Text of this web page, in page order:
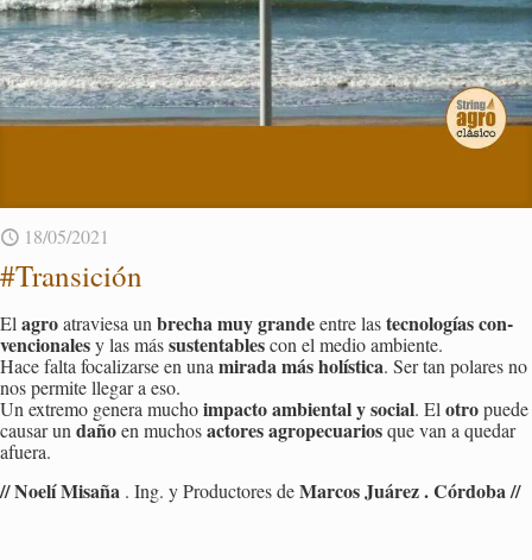
18/05/2021
#Tran­si­ción
El agroatra­vie­sa un bre­cha muy gran­deentre lastec­no­lo­gías con­
ven­cio­na­lesy las mássus­ten­ta­blescon el medio am­bien­te.
Hace falta fo­ca­li­zar­se en una mi­ra­da más ho­lís­ti­ca. Ser tan po­la­res no
nos per­mi­te lle­gar a eso.
Un ex­tre­mo ge­ne­ra muchoim­pac­to am­bien­tal y so­cial. El otropuede
cau­sar un dañoen mu­chosac­to­res agro­pe­cua­riosque van a que­dar
afue­ra.
// Noelí Mi­sa­ña . Ing. y Pro­duc­to­res deMar­cos Juá­rez . Cór­do­ba //